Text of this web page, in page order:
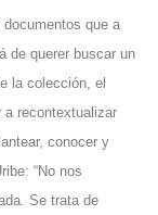
que a
de querer buscar un
la colección, el
recontextualizar
conocer y
“No nos
Se trata de